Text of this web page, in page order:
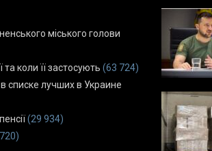
міського голови
коли її застосують (63 724)
списке лучших в Украине
(29 934)